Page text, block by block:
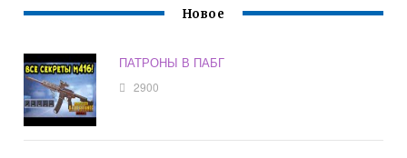
Новое
ПАТРОНЫ В ПАБГ
2900